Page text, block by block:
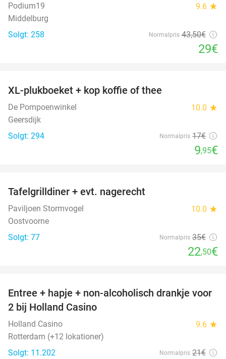
Podium19 9.6 star
Middelburg
Solgt: 258
Normalpris 43,50€
29€
XL-plukboeket + kop koffie of thee
De Pompoenwinkel 10.0 star
Geersdijk
Solgt: 294
Normalpris 17€
9,95€
Tafelgrilldiner + evt. nagerecht
Paviljoen Stormvogel 10.0 star
Oostvoorne
Solgt: 77
Normalpris 35€
22,50€
52%
Entree + hapje + non-alcoholisch drankje voor
2 bij Holland Casino
Holland Casino 9.6 star
Rotterdam (+12 lokationer)
Solgt: 11.202
Normalpris 21€